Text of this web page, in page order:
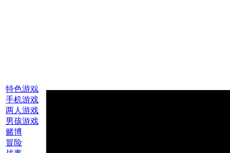
线上游戏:
特色游戏
手机游戏
两人游戏
男孩游戏
赌博
冒险